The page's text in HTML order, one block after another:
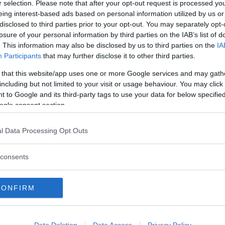
selection. Please note that after your opt-out request is processed
interest-based ads based on personal information utilized by us
to third parties prior to your opt-out. You may separately
of your personal information by third parties on the IAB’s list of
This information may also be disclosed by us to third parties on the
Participants that may further disclose it to other third parties.
that this website/app uses one or more Google services and may
but not limited to your visit or usage behaviour. You may
to Google and its third-party tags to use your data for below
consent section.
Data Processing Opt Outs
Vi raccomandiamo...
"A chi pensa che io, trans, non dovrei
esistere: sono qui, che vi piaccia o
no"
riflettere su se stessi e decidere il proprio
il proprio corpo in maniera
del seno e ferma lo sviluppo delle
ed evita l’abbassamento della voce, la
nel corpo maschile. Il trattamento
tutto comincia a svilupparsi. Non si
al cambio di sesso. La sua